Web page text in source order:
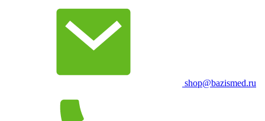
shop@bazismed.ru